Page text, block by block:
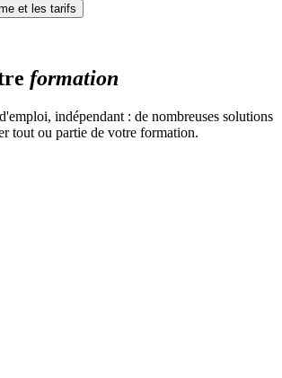
et les tarifs
formation
indépendant : de nombreuses solutions
tout ou partie de votre formation.